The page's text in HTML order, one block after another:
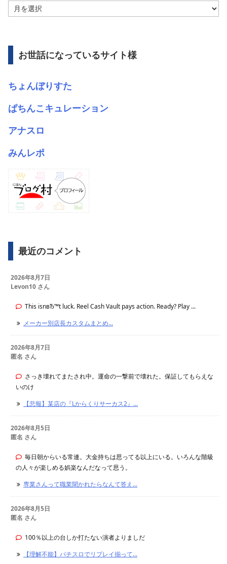
ー
ブ
お世話になっているサイト様
ちょんぼりすた
ぱちんこキュレーション
アナスロ
みんレポ
最近のコメント
2026年8月7日
Levon10 さん
This isnвЂ™t luck. Reel Cash Vault pays action. Ready? Play ...
メーカー別店長カスタムまとめ...
2026年8月7日
匿名 さん
さっき壊れてまたされ中。運命の一撃前で壊れた。保証してもらえな
いのけ
【悲報】某店の『Lからくりサーカス2』...
2026年8月5日
匿名 さん
毎日朝からいる常連。大金持ちは思ってる以上にいる。いろんな階級
の人々が楽しめる娯楽なんだなって思う。
専業さんって職業聞かれたらなんて答え...
2026年8月5日
匿名 さん
100％以上の台しか打たない演者よりましだ
【理解不能】パチスロでリプレイ揃って...